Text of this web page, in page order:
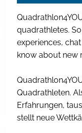
quadrathletes.
experiences,
know about new
Quadrathleten.
Erfahrungen,
stellt neue